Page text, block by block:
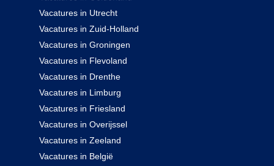
Vacatures in Utrecht
Vacatures in Zuid-Holland
Vacatures in Groningen
Vacatures in Flevoland
Vacatures in Drenthe
Vacatures in Limburg
Vacatures in Friesland
Vacatures in Overijssel
Vacatures in Zeeland
Vacatures in België